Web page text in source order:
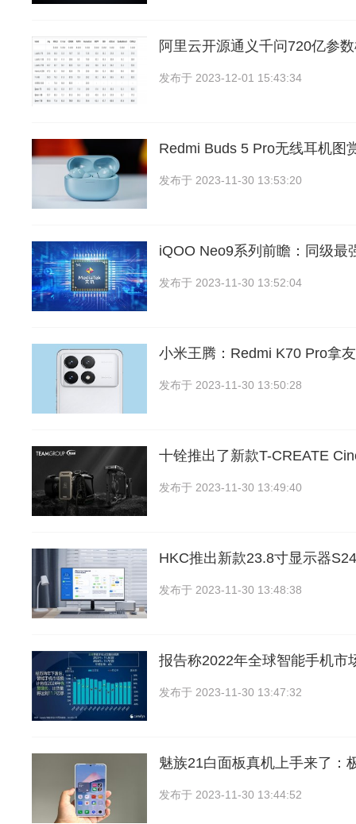
阿里云开源通义千问720亿参
发布于 2023-12-01 15:43:34
Redmi Buds 5 Pro无线耳机图
发布于 2023-11-30 13:53:20
iQOO Neo9系列前瞻：同级最
发布于 2023-11-30 13:52:04
小米王腾：Redmi K70 Pro拿
发布于 2023-11-30 13:50:28
十铨推出了新款T-CREATE
发布于 2023-11-30 13:49:40
HKC推出新款23.8寸显示器
发布于 2023-11-30 13:48:38
报告称2022年全球智能手机市
发布于 2023-11-30 13:47:32
魅族21白面板真机上手来了：
发布于 2023-11-30 13:44:52